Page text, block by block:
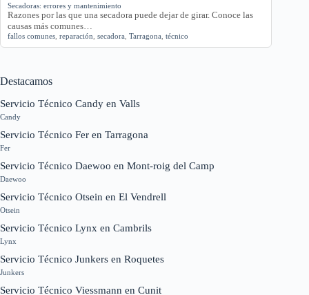
Secadoras: errores y mantenimiento
Razones por las que una secadora puede dejar de girar. Conoce las
causas más comunes…
fallos comunes reparación secadora Tarragona técnico
Destacamos
Servicio Técnico Candy en Valls
Candy
Servicio Técnico Fer en Tarragona
Fer
Servicio Técnico Daewoo en Mont-roig del Camp
Daewoo
Servicio Técnico Otsein en El Vendrell
Otsein
Servicio Técnico Lynx en Cambrils
Lynx
Servicio Técnico Junkers en Roquetes
Junkers
Servicio Técnico Viessmann en Cunit